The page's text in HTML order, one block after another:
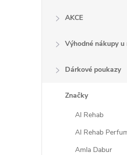
AKCE
Výhodné nákupy u
Dárkové poukazy
Značky
Al Rehab
Al Rehab
Amla Dabur